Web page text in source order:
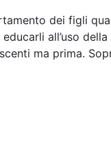
dei figli
all’uso
ma prima.